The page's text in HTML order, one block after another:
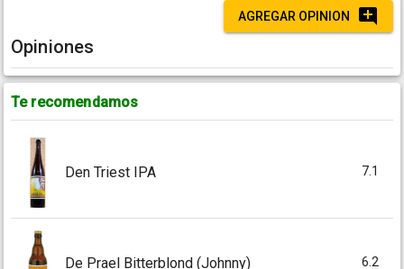
AGREGAR OPINION
Opiniones
Te recomendamos
Den Triest IPA 7.1
De Prael Bitterblond (Johnny) 6.2